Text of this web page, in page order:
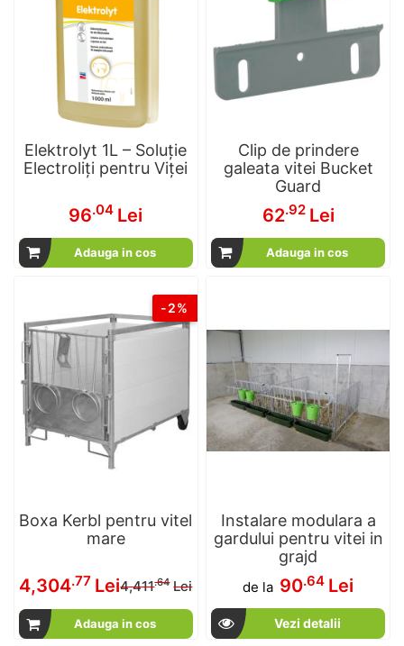
Elektrolyt 1L – Soluție
Electroliți pentru Viței
96.04 Lei
Adauga in cos
Clip de prindere
galeata vitei Bucket
Guard
62.92 Lei
Adauga in cos
-2%
Boxa Kerbl pentru vitel
mare
Pret
special
4,304.77 Lei4,411.64 Lei
Adauga in cos
Instalare modulara a
gardului pentru vitei in
grajd
de la 90.64 Lei
Vezi detalii